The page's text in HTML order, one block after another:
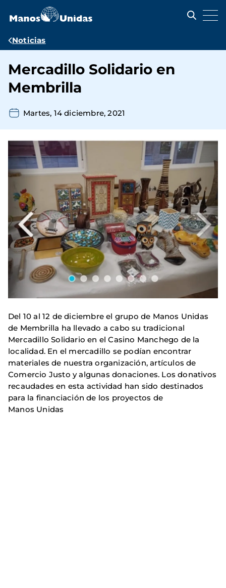
contenido
Ruta
navegación
Noticias
Mercadillo Solidario en
Membrilla
Martes, 14 diciembre, 2021
Del 10 al 12 de diciembre el grupo de Manos Unidas
de Membrilla ha llevado a cabo su tradicional
Mercadillo Solidario en el Casino Manchego de la
localidad. En el mercadillo se podían encontrar
materiales de nuestra organización, artículos de
Comercio Justo y algunas donaciones. Los donativos
recaudades en esta actividad han sido destinados
para la financiación de los proyectos de
Manos Unidas